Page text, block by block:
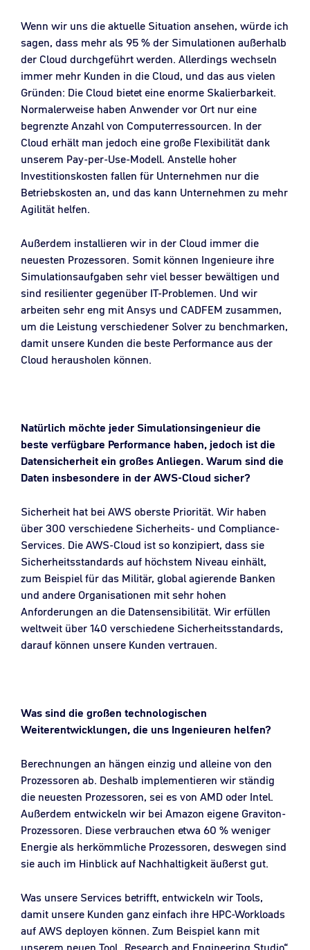
Wenn wir uns die aktuelle Situation ansehen, würde ich
sagen, dass mehr als 95 % der Simulationen außerhalb
der Cloud durchgeführt werden. Allerdings wechseln
immer mehr Kunden in die Cloud, und das aus vielen
Gründen: Die Cloud bietet eine enorme Skalierbarkeit.
Normalerweise haben Anwender vor Ort nur eine
begrenzte Anzahl von Computerressourcen. In der
Cloud erhält man jedoch eine große Flexibilität dank
unserem Pay-per-Use-Modell. Anstelle hoher
Investitionskosten fallen für Unternehmen nur die
Betriebskosten an, und das kann Unternehmen zu mehr
Agilität helfen.
Außerdem installieren wir in der Cloud immer die
neuesten Prozessoren. Somit können Ingenieure ihre
Simulationsaufgaben sehr viel besser bewältigen und
sind resilienter gegenüber IT-Problemen. Und wir
arbeiten sehr eng mit Ansys und CADFEM zusammen,
um die Leistung verschiedener Solver zu benchmarken,
damit unsere Kunden die beste Performance aus der
Cloud herausholen können.
Natürlich möchte jeder Simulationsingenieur die
beste verfügbare Performance haben, jedoch ist die
Datensicherheit ein großes Anliegen. Warum sind die
Daten insbesondere in der AWS-Cloud sicher?
Sicherheit hat bei AWS oberste Priorität. Wir haben
über 300 verschiedene Sicherheits- und Compliance-
Services. Die AWS-Cloud ist so konzipiert, dass sie
Sicherheitsstandards auf höchstem Niveau einhält,
zum Beispiel für das Militär, global agierende Banken
und andere Organisationen mit sehr hohen
Anforderungen an die Datensensibilität. Wir erfüllen
weltweit über 140 verschiedene Sicherheitsstandards,
darauf können unsere Kunden vertrauen.
Was sind die großen technologischen
Weiterentwicklungen, die uns Ingenieuren helfen?
Berechnungen an hängen einzig und alleine von den
Prozessoren ab. Deshalb implementieren wir ständig
die neuesten Prozessoren, sei es von AMD oder Intel.
Außerdem entwickeln wir bei Amazon eigene Graviton-
Prozessoren. Diese verbrauchen etwa 60 % weniger
Energie als herkömmliche Prozessoren, deswegen sind
sie auch im Hinblick auf Nachhaltigkeit äußerst gut.
Was unsere Services betrifft, entwickeln wir Tools,
damit unsere Kunden ganz einfach ihre HPC-Workloads
auf AWS deployen können. Zum Beispiel kann mit